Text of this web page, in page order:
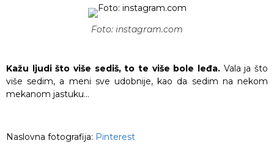
Foto: instagram.com
Kažu ljudi što više sediš, to te više bole leđa. Vala ja što
više sedim, a meni sve udobnije, kao da sedim na nekom
mekanom jastuku…
Naslovna fotografija: Pinterest